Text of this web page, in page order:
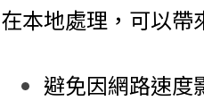
在本地處理，可以帶
避免因網路速度